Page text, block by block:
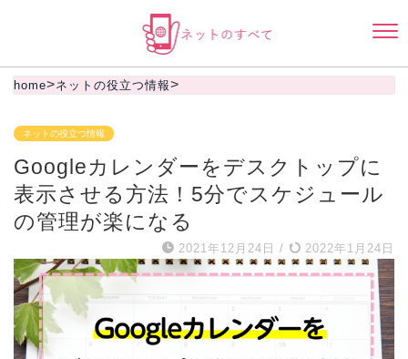
home>ネットの役立つ情報>
ネットの役立つ情報
Googleカレンダーをデスクトップに
表示させる方法！5分でスケジュール
の管理が楽になる
2021年12月24日 / 2022年1月24日